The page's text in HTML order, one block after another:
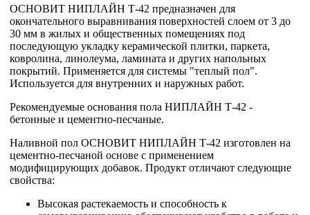
ОСНОВИТ НИПЛАЙН Т-42 предназначен для
окончательного выравнивания поверхностей слоем от 3 до
30 мм в жилых и общественных помещениях под
последующую укладку керамической плитки, паркета,
ковролина, линолеума, ламината и других напольных
покрытий. Применяется для системы "теплый пол".
Используется для внутренних и наружных работ.
Рекомендуемые основания пола НИПЛАЙН Т-42 -
бетонные и цементно-песчаные.
Наливной пол ОСНОВИТ НИПЛАЙН Т-42 изготовлен на
цементно-песчаной основе с применением
модифицирующих добавок. Продукт отличают следующие
свойства:
Высокая растекаемость и способность к